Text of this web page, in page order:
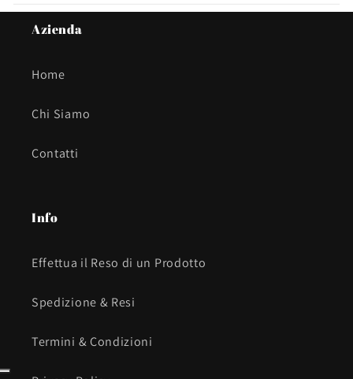
Azienda
Home
Chi Siamo
Contatti
Info
Effettua il Reso di un Prodotto
Spedizione & Resi
Termini & Condizioni